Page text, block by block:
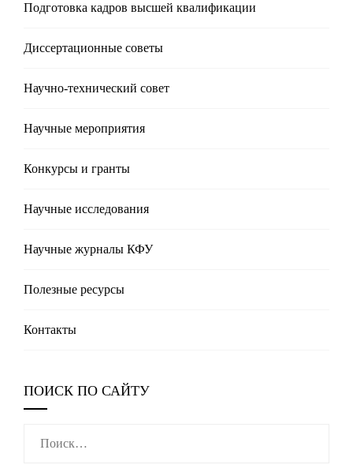
Подготовка кадров высшей квалификации
Диссертационные советы
Научно-технический совет
Научные мероприятия
Конкурсы и гранты
Научные исследования
Научные журналы КФУ
Полезные реcурсы
Контакты
ПОИСК ПО САЙТУ